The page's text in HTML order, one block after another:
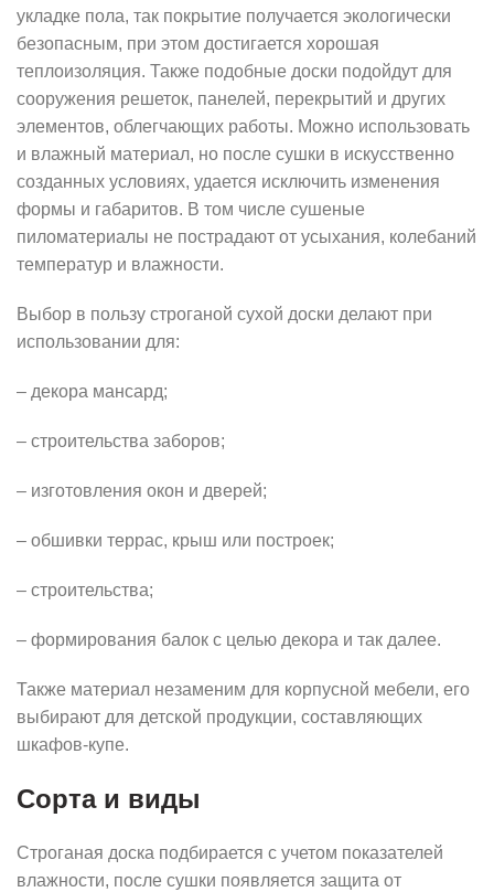
укладке пола, так покрытие получается экологически
безопасным, при этом достигается хорошая
теплоизоляция. Также подобные доски подойдут для
сооружения решеток, панелей, перекрытий и других
элементов, облегчающих работы. Можно использовать
и влажный материал, но после сушки в искусственно
созданных условиях, удается исключить изменения
формы и габаритов. В том числе сушеные
пиломатериалы не пострадают от усыхания, колебаний
температур и влажности.
Выбор в пользу строганой сухой доски делают при
использовании для:
– декора мансард;
– строительства заборов;
– изготовления окон и дверей;
– обшивки террас, крыш или построек;
– строительства;
– формирования балок с целью декора и так далее.
Также материал незаменим для корпусной мебели, его
выбирают для детской продукции, составляющих
шкафов-купе.
Сорта и виды
Строганая доска подбирается с учетом показателей
влажности, после сушки появляется защита от